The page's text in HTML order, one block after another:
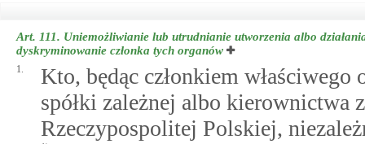
Art. 111. Uniemożliwianie lub utrudnianie utworzenia albo
dyskryminowanie członka tych organów
1.
Kto, będąc członkiem
spółki zależnej albo kierownictwa
Rzeczypospolitej Polskiej,